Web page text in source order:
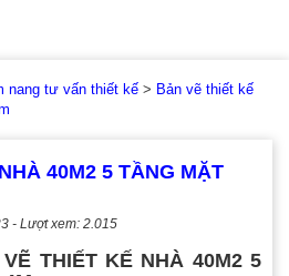
nang tư vấn thiết kế > Bản vẽ thiết kế
40M2 5 TẦNG MẶT
- Lượt xem: 2.015
THIẾT KẾ NHÀ 40M2 5